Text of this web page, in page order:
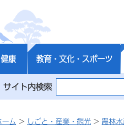
康 教育・文化・スポーツ
サイト内検索
ーム > しごと・産業・観光 > 農林